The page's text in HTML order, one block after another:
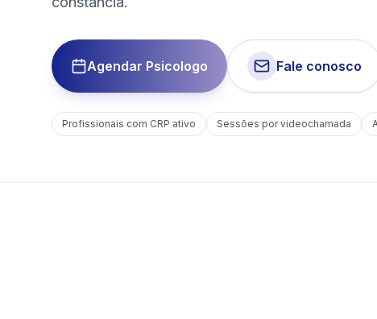
Agendar Psicologo Fale conosco
Profissionais com CRP ativo Sessões por videochamada